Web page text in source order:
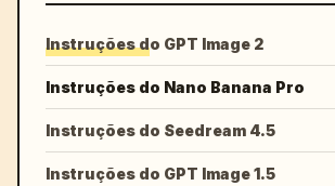
Instruções do GPT Image 2
Instruções do Nano Banana Pro
Instruções do Seedream 4.5
Instruções do GPT Image 1.5